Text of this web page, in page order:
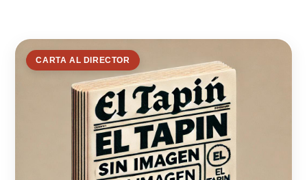
CARTA AL DIRECTOR